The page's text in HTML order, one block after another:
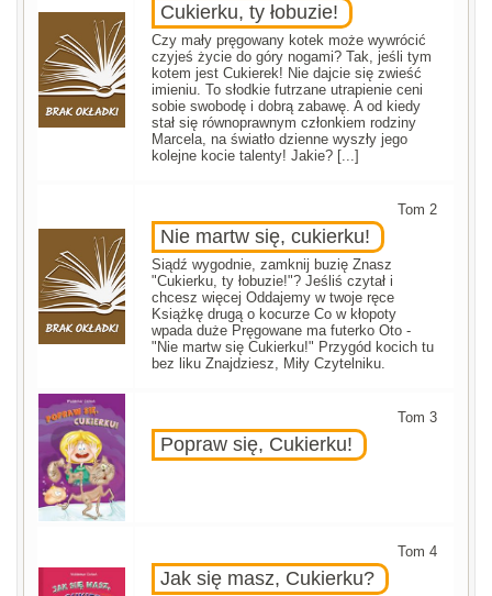
Cukierku, ty łobuzie!
Czy mały pręgowany kotek może wywrócić
czyjeś życie do góry nogami? Tak, jeśli tym
kotem jest Cukierek! Nie dajcie się zwieść
imieniu. To słodkie futrzane utrapienie ceni
sobie swobodę i dobrą zabawę. A od kiedy
stał się równoprawnym członkiem rodziny
Marcela, na światło dzienne wyszły jego
kolejne kocie talenty! Jakie? [...]
Tom 2
Nie martw się, cukierku!
Siądź wygodnie, zamknij buzię Znasz
"Cukierku, ty łobuzie!"? Jeśliś czytał i
chcesz więcej Oddajemy w twoje ręce
Książkę drugą o kocurze Co w kłopoty
wpada duże Pręgowane ma futerko Oto -
"Nie martw się Cukierku!" Przygód kocich tu
bez liku Znajdziesz, Miły Czytelniku.
Tom 3
Popraw się, Cukierku!
Tom 4
Jak się masz, Cukierku?